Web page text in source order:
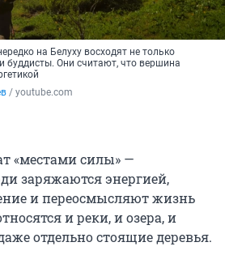
на Белуху восходят не только
буддисты. Они считают, что вершина
/ youtube.com
«местами силы» —
заряжаются энергией,
и переосмысляют жизнь
и реки, и озера, и
отдельно стоящие деревья.